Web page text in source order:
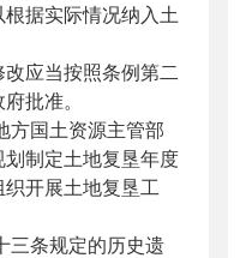
据实际情况纳入土
应当按照条例第二
批准。
国土资源主管部
制定土地复垦年度
开展土地复垦工
条规定的历史遗